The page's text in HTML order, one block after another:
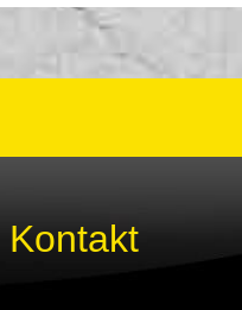
Kontakt